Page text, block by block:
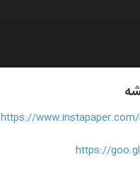
https://
https://